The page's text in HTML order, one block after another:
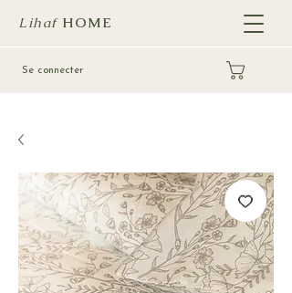
Lihaf HOME
Se connecter